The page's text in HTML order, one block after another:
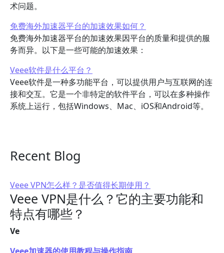
术问题。
免费海外加速器平台的加速效果如何？
免费海外加速器平台的加速效果因平台的质量和提供的服
务而异。以下是一些可能的加速效果：
Veee软件是什么平台？
Veee软件是一种多功能平台，可以提供用户与互联网的连
接和交互。它是一个非特定的软件平台，可以在多种操作
系统上运行，包括Windows、Mac、iOS和Android等。
Recent Blog
Veee VPN怎么样？是否值得长期使用？
Veee VPN是什么？它的主要功能和
特点有哪些？
Ve